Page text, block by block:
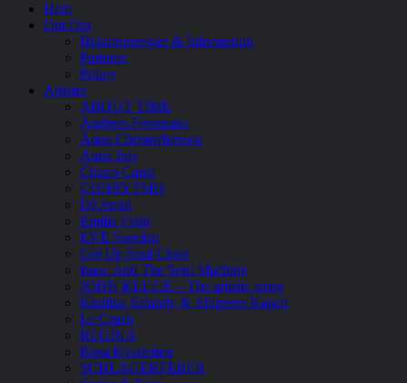
Hem
Om Oss
Bokningsregler & Information
Partners
Policy
Artister
ABOUT TIME
Andreas Ferronato
Anna Christoffersson
Anna Jois
Choco Canel
CONRYTMO
DJ Amul
Emilia Feldt
EVE Sweden
Get Up Soul Choir
Isaac And The Soul Machine
JOHN KLUGE – The artistic tenor
Kiralina Salandy & Ahlgrens Kapell
Le Crash
REGINA
Rosa Kvartetten
SCHLAGERFEBER